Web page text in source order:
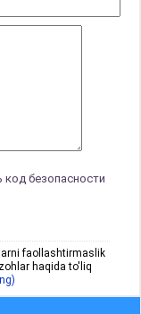
faollashtirmaslik
haqida to'liq